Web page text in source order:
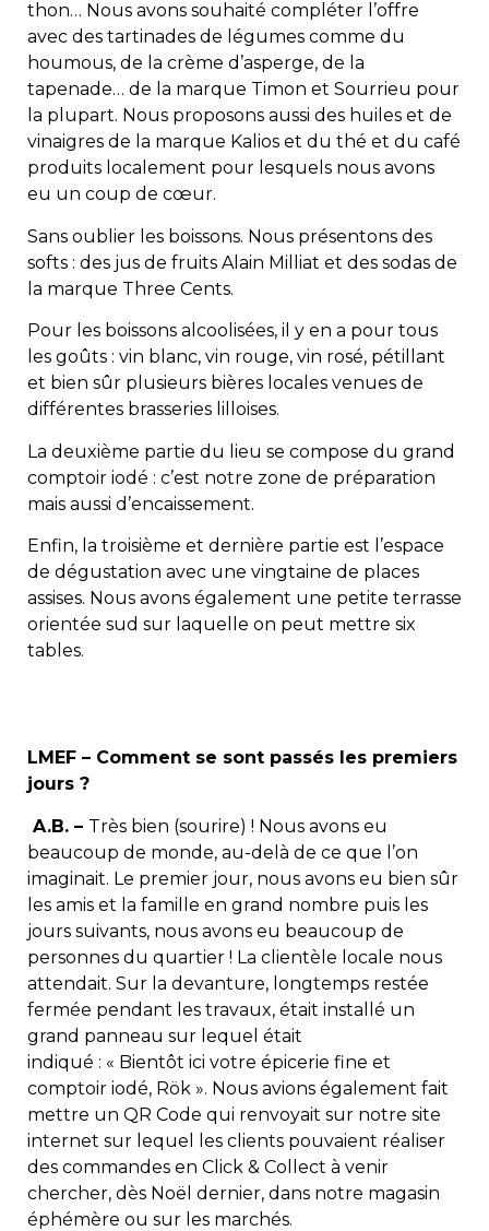
thon… Nous avons souhaité compléter l’offre
avec des tartinades de légumes comme du
houmous, de la crème d’asperge, de la
tapenade… de la marque Timon et Sourrieu pour
la plupart. Nous proposons aussi des huiles et de
vinaigres de la marque Kalios et du thé et du café
produits localement pour lesquels nous avons
eu un coup de cœur.
Sans oublier les boissons. Nous présentons des
softs : des jus de fruits Alain Milliat et des sodas de
la marque Three Cents.
Pour les boissons alcoolisées, il y en a pour tous
les goûts : vin blanc, vin rouge, vin rosé, pétillant
et bien sûr plusieurs bières locales venues de
différentes brasseries lilloises.
La deuxième partie du lieu se compose du grand
comptoir iodé : c’est notre zone de préparation
mais aussi d’encaissement.
Enfin, la troisième et dernière partie est l’espace
de dégustation avec une vingtaine de places
assises. Nous avons également une petite terrasse
orientée sud sur laquelle on peut mettre six
tables.
LMEF – Comment se sont passés les premiers
jours ?
A.B. – Très bien (sourire) ! Nous avons eu
beaucoup de monde, au-delà de ce que l’on
imaginait. Le premier jour, nous avons eu bien sûr
les amis et la famille en grand nombre puis les
jours suivants, nous avons eu beaucoup de
personnes du quartier ! La clientèle locale nous
attendait. Sur la devanture, longtemps restée
fermée pendant les travaux, était installé un
grand panneau sur lequel était
indiqué : « Bientôt ici votre épicerie fine et
comptoir iodé, Rök ». Nous avions également fait
mettre un QR Code qui renvoyait sur notre site
internet sur lequel les clients pouvaient réaliser
des commandes en Click & Collect à venir
chercher, dès Noël dernier, dans notre magasin
éphémère ou sur les marchés.